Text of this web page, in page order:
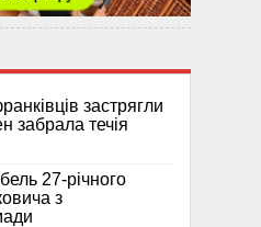
застрягли
забрала течія
27-річного
з